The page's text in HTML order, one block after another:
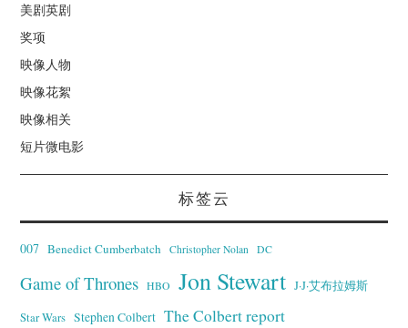
美剧英剧
奖项
映像人物
映像花絮
映像相关
短片微电影
标签云
007 Benedict Cumberbatch Christopher Nolan DC
Game of Thrones HBO Jon Stewart J·J·艾布拉姆斯
Star Wars Stephen Colbert The Colbert report